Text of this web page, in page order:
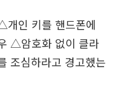
개인 키를 핸드폰에
△암호화 없이 클라
조심하라고 경고했는